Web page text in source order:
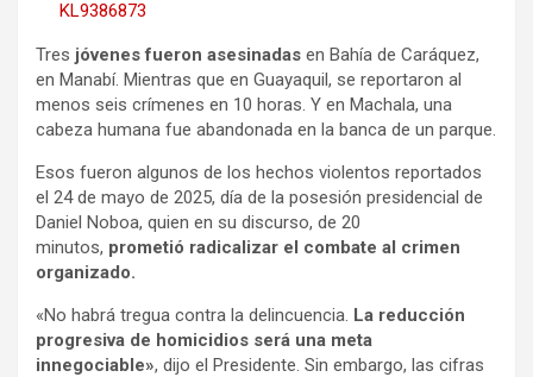
KL9386873
Tres jóvenes fueron asesinadas en Bahía de Caráquez,
en Manabí. Mientras que en Guayaquil, se reportaron al
menos seis crímenes en 10 horas. Y en Machala, una
cabeza humana fue abandonada en la banca de un parque.
Esos fueron algunos de los hechos violentos reportados
el 24 de mayo de 2025, día de la posesión presidencial de
Daniel Noboa, quien en su discurso, de 20
minutos, prometió radicalizar el combate al crimen
organizado.
«No habrá tregua contra la delincuencia. La reducción
progresiva de homicidios será una meta
innegociable», dijo el Presidente. Sin embargo, las cifras